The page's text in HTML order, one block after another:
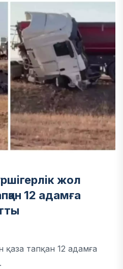
жол
12 адамға
қаза тапқан 12 адамға